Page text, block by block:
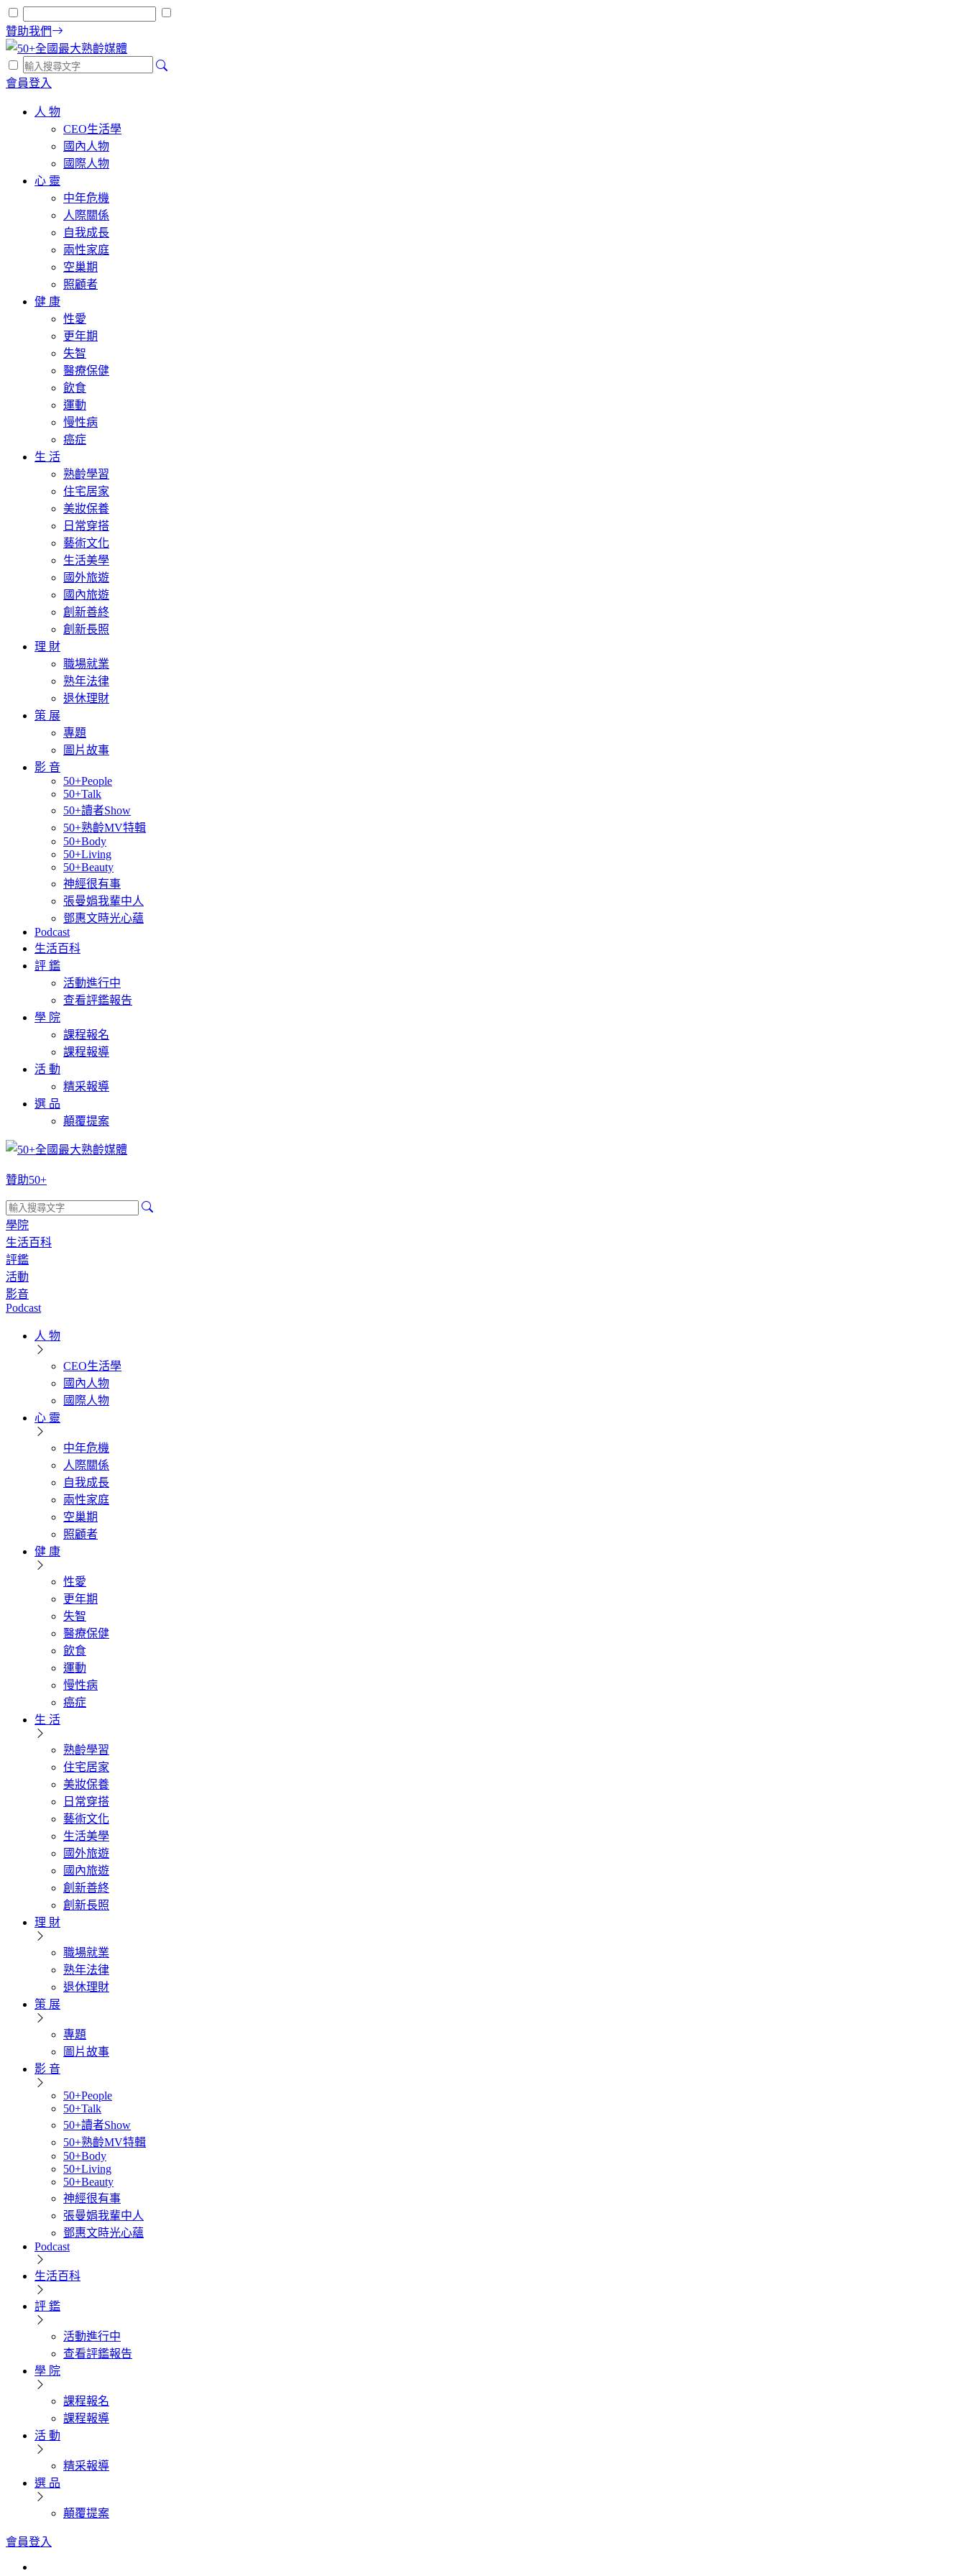
贊助我們
會員登入
人 物
CEO生活學
國內人物
國際人物
心 靈
中年危機
人際關係
自我成長
兩性家庭
空巢期
照顧者
健 康
性愛
更年期
失智
醫療保健
飲食
運動
慢性病
癌症
生 活
熟齡學習
住宅居家
美妝保養
日常穿搭
藝術文化
生活美學
國外旅遊
國內旅遊
創新善終
創新長照
理 財
職場就業
熟年法律
退休理財
策 展
專題
圖片故事
影 音
50+People
50+Talk
50+讀者Show
50+熟齡MV特輯
50+Body
50+Living
50+Beauty
神經很有事
張曼娟我輩中人
鄧惠文時光心蘊
Podcast
生活百科
評 鑑
活動進行中
查看評鑑報告
學 院
課程報名
課程報導
活 動
精采報導
選 品
顛覆提案
贊助50+
學院
生活百科
評鑑
活動
影音
Podcast
人 物
CEO生活學
國內人物
國際人物
心 靈
中年危機
人際關係
自我成長
兩性家庭
空巢期
照顧者
健 康
性愛
更年期
失智
醫療保健
飲食
運動
慢性病
癌症
生 活
熟齡學習
住宅居家
美妝保養
日常穿搭
藝術文化
生活美學
國外旅遊
國內旅遊
創新善終
創新長照
理 財
職場就業
熟年法律
退休理財
策 展
專題
圖片故事
影 音
50+People
50+Talk
50+讀者Show
50+熟齡MV特輯
50+Body
50+Living
50+Beauty
神經很有事
張曼娟我輩中人
鄧惠文時光心蘊
Podcast
生活百科
評 鑑
活動進行中
查看評鑑報告
學 院
課程報名
課程報導
活 動
精采報導
選 品
顛覆提案
會員登入